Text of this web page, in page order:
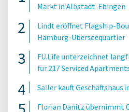
Markt in Albstadt-Ebingen
Lindt eröffnet Flagship-
Hamburg-Überseequartier
FU.Life unterzeichnet
für 217 Serviced
Saller kauft Geschäftshaus
Florian Danitz übernimmt